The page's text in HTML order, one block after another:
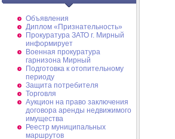
Объявления
Диплом «Признательность»
Прокуратура ЗАТО г. Мирный
информирует
Военная прокуратура
гарнизона Мирный
Подготовка к отопительному
периоду
Защита потребителя
Торговля
Аукцион на право заключения
договора аренды недвижимого
имущества
Реестр муниципальных
маршрутов